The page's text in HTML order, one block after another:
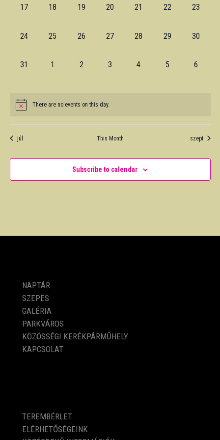
017
018
019
0
20
0
21
0
22
0
23
0
24
0
25
0
26
0
27
0
28
0
29
0
30
0
31
01
0
2
0
3
0
4
0
5
0
6
There are no events on this day.
júl This Month szept
Subscribe to calendar
NAPTÁR
SZEPES
GALÉRIA
PARKVÁROS
KÖZÖSSÉGI KERÉKPÁRMŰHELY
KAPCSOLAT
TEREMBÉRLET
ELÉRHETŐSÉGEINK